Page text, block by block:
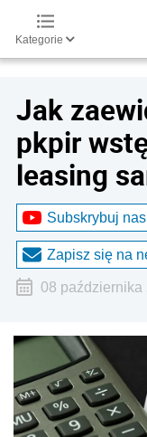
Kategorie
Jak
pkpir
leasing
Subskrybuj
Zapisz się na
08 października